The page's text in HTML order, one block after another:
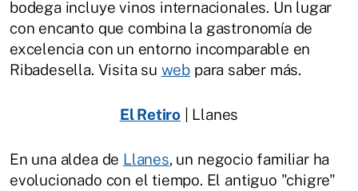
bodega incluye vinos internacionales. Un lugar
con encanto que combina la gastronomía de
excelencia con un entorno incomparable en
Ribadesella. Visita su web para saber más.
El Retiro | Llanes
En una aldea de Llanes, un negocio familiar ha
evolucionado con el tiempo. El antiguo "chigre"